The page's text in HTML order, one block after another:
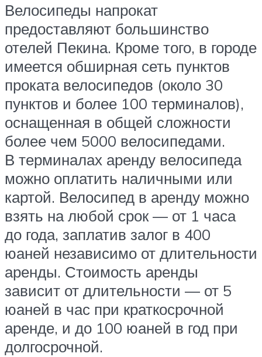
Велосипеды напрокат
предоставляют большинство
отелей Пекина. Кроме того, в городе
имеется обширная сеть пунктов
проката велосипедов (около 30
пунктов и более 100 терминалов),
оснащенная в общей сложности
более чем 5000 велосипедами.
В терминалах аренду велосипеда
можно оплатить наличными или
картой. Велосипед в аренду можно
взять на любой срок — от 1 часа
до года, заплатив залог в 400
юаней независимо от длительности
аренды. Стоимость аренды
зависит от длительности — от 5
юаней в час при краткосрочной
аренде, и до 100 юаней в год при
долгосрочной.